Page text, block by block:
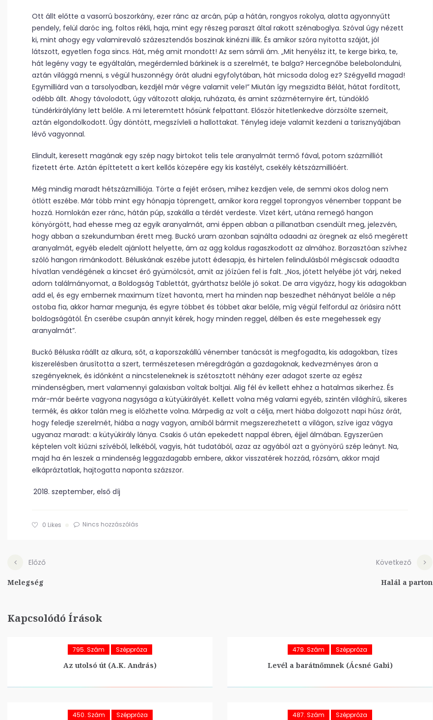
Ott állt előtte a vasorrú boszorkány, ezer ránc az arcán, púp a hátán, rongyos rokolya, alatta agyonnyűtt
pendely, felül daróc ing, foltos rékli, haja, mint egy részeg paraszt által rakott szénaboglya. Szóval úgy nézett
ki, mint ahogy egy valamirevaló százesztendős boszinak kinézni illik. És amikor szóra nyitotta száját, jól
látszott, egyetlen foga sincs. Hát, még amit mondott! Az sem sámli ám. „Mit henyélsz itt, te kerge birka, te,
hát legény vagy te egyáltalán, megérdemled bárkinek is a szerelmét, te balga? Hercegnőbe belebolondulni,
aztán világgá menni, s végül huszonnégy órát aludni egyfolytában, hát micsoda dolog ez? Szégyelld magad!
Egymilliárd van a tarsolyodban, kezdjél már végre valamit vele!” Miután így megszidta Bélát, hátat fordított,
odébb állt. Ahogy távolodott, úgy változott alakja, ruházata, és amint százméternyire ért, tündöklő
tündérkirálylány lett belőle. A mi leteremtett hősünk felpattant. Először hitetlenkedve dörzsölte szemeit,
aztán elgondolkodott. Úgy döntött, megszívleli a hallottakat. Tényleg ideje valamit kezdeni a tarisznyájában
lévő vagyonnal.
Elindult, keresett magának egy szép nagy birtokot telis tele aranyalmát termő fával, potom százmilliót
fizetett érte. Aztán építtetett a kert kellős közepére egy kis kastélyt, csekély kétszázmillióért.
Még mindig maradt hétszázmilliója. Törte a fejét erősen, mihez kezdjen vele, de semmi okos dolog nem
ötlött eszébe. Már több mint egy hónapja töprengett, amikor kora reggel toprongyos vénember toppant be
hozzá. Homlokán ezer ránc, hátán púp, szakálla a térdét verdeste. Vizet kért, utána remegő hangon
könyörgött, had ehesse meg az egyik aranyalmát, ami éppen abban a pillanatban csendült meg, jelezvén,
hogy abban a szekundumban érett meg. Buckó uram azonban sajnálta odaadni az öregnek az első megérett
aranyalmát, egyéb eledelt ajánlott helyette, ám az agg koldus ragaszkodott az almához. Borzasztóan szívhez
szóló hangon rimánkodott. Béluskának eszébe jutott édesapja, és hirtelen felindulásból mégiscsak odaadta
hívatlan vendégének a kincset érő gyümölcsöt, amit az jóízűen fel is falt. „Nos, jótett helyébe jót várj, neked
adom találmányomat, a Boldogság Tablettát, gyárthatsz belőle jó sokat. De arra vigyázz, hogy kis adagokban
add el, és egy embernek maximum tízet havonta, mert ha minden nap beszedhet néhányat belőle a nép
ostoba fia, akkor hamar megunja, és egyre többet és többet akar belőle, míg végül felfordul az óriásira nőtt
boldogságától. Én cserébe csupán annyit kérek, hogy minden reggel, délben és este megehessek egy
aranyalmát”.
Buckó Béluska ráállt az alkura, sőt, a kaporszakállú vénember tanácsát is megfogadta, kis adagokban, tízes
kiszerelésben árusította a szert, természetesen méregdrágán a gazdagoknak, kedvezményes áron a
szegényeknek, és időnként a nincsteleneknek is szétosztott néhány ezer adagot szerte az egész
mindenségben, mert valamennyi galaxisban voltak boltjai. Alig fél év kellett ehhez a hatalmas sikerhez. És
már-már beérte vagyona nagysága a kütyükirályét. Kellett volna még valami egyéb, szintén világhírű, sikeres
termék, és akkor talán meg is előzhette volna. Márpedig az volt a célja, mert hiába dolgozott napi húsz órát,
hogy feledje szerelmét, hiába a nagy vagyon, amiből bármit megszerezhetett a világon, szíve igaz vágya
ugyanaz maradt: a kütyükirály lánya. Csakis ő után epekedett nappal ébren, éjjel álmában. Egyszerűen
képtelen volt kiűzni szívéből, lelkéből, vagyis, hát tudatából, azaz az agyából azt a gyönyörű szép leányt. Na,
majd ha én leszek a mindenség leggazdagabb embere, akkor visszatérek hozzád, rózsám, akkor majd
elkápráztatlak, hajtogatta naponta százszor.
szeptember, első díj
0 Likes Nincs hozzászólás
Előző
Melegség
Következő
Halál a parton
Kapcsolódó Írások
795. Szám Széppróza
Az utolsó út (A.K. András)
479. Szám Széppróza
Levél a barátnőmnek (Ácsné Gabi)
450. Szám Széppróza 487. Szám Széppróza